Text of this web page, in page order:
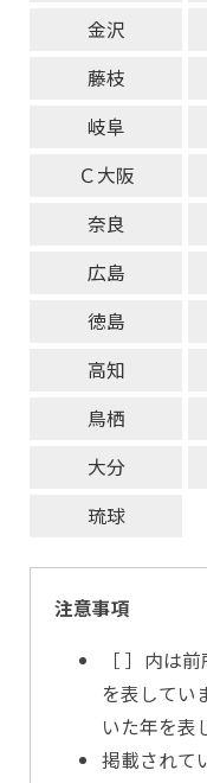
金沢
藤枝
岐阜
Ｃ大阪
奈良
広島
徳島
高知
鳥栖
大分
琉球
注意事項
［ ］内は
を表してい
いた年を表
掲載されて